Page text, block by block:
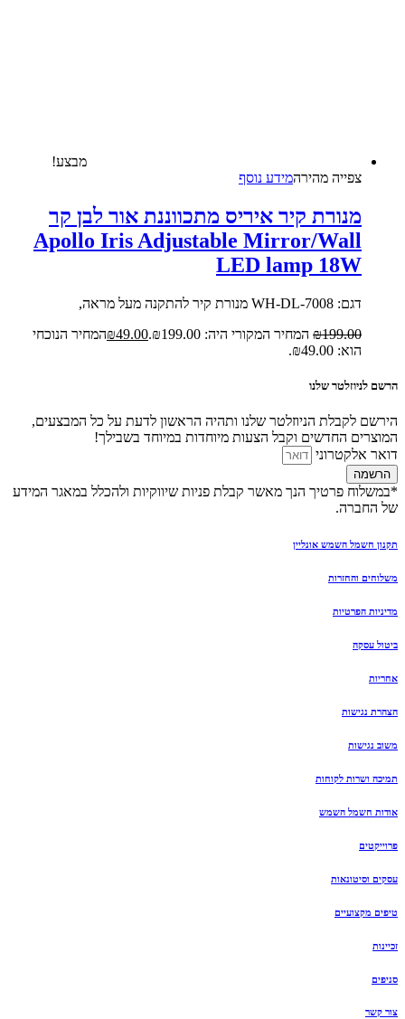
מבצע!
צפייה‬ ‫מהירה‬מידע נוסף
מנורת קיר איריס מתכווננת אור לבן קר
Apollo Iris Adjustable Mirror/Wall
LED lamp 18W
דגם: 7008-WH-DL מנורת קיר להתקנה מעל מראה,
₪199.00 המחיר המקורי היה: ₪199.00. ₪49.00
המחיר הנוכחי
הוא: ₪49.00.
הרשם לניוזלטר שלנו
הירשם לקבלת הניוזלטר שלנו ותהיה הראשון לדעת על כל המבצעים,
המוצרים החדשים וקבל הצעות מיוחדות במיוחד בשבילך!
דואר אלקטרוני
הרשמה
*במשלוח פרטיך הנך מאשר קבלת פניות שיווקיות ולהכלל במאגר המידע
של החברה.
תקנון חשמל השמש אונליין
משלוחים והחזרות
מדיניות הפרטיות
ביטול עסקה
אחריות
הצהרת נגישות
משוב נגישות
תמיכה ושרות לקוחות
אודות חשמל השמש
פרוייקטים
עסקים וסיטונאות
טיפים מקצועיים
זכיינות
סניפים
צור קשר